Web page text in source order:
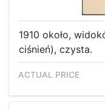
1910 około,
ciśnień), czysta.